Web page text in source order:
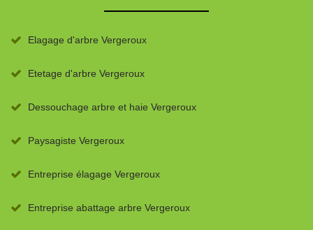
Elagage d'arbre Vergeroux
Etetage d'arbre Vergeroux
Dessouchage arbre et haie Vergeroux
Paysagiste Vergeroux
Entreprise élagage Vergeroux
Entreprise abattage arbre Vergeroux